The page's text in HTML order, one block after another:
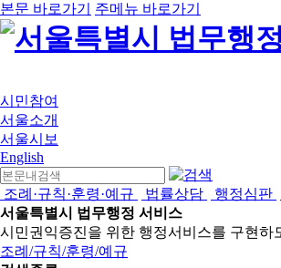
본문 바로가기 주메뉴 바로가기
시민참여
서울소개
서울시보
English
조례·규칙·훈령·예규 법률상담 행정심판
서울특별시 법무행정 서비스
시민권익증진을 위한 행정서비스를 구현하
조례/규칙/훈령/예규